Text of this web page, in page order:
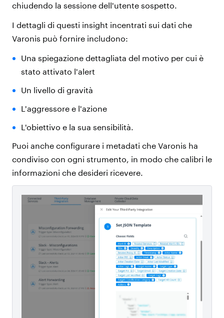
chiudendo la sessione dell'utente sospetto.
I dettagli di questi insight incentrati sui dati che
Varonis può fornire includono:
Una spiegazione dettagliata del motivo per cui è
stato attivato l'alert
Un livello di gravità
L'aggressore e l'azione
L'obiettivo e la sua sensibilità.
Puoi anche configurare i metadati che Varonis ha
condiviso con ogni strumento, in modo che calibri le
informazioni che desideri ricevere.